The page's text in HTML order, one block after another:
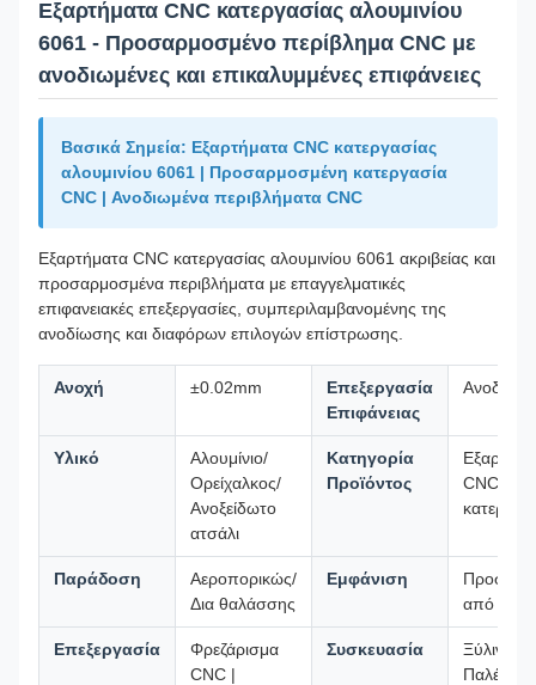
Εξαρτήματα CNC κατεργασίας αλουμινίου
6061 - Προσαρμοσμένο περίβλημα CNC με
ανοδιωμένες και επικαλυμμένες επιφάνειες
Βασικά Σημεία: Εξαρτήματα CNC κατεργασίας
αλουμινίου 6061 | Προσαρμοσμένη κατεργασία
CNC | Ανοδιωμένα περιβλήματα CNC
Εξαρτήματα CNC κατεργασίας αλουμινίου 6061 ακριβείας και
προσαρμοσμένα περιβλήματα με επαγγελματικές
επιφανειακές επεξεργασίες, συμπεριλαμβανομένης της
ανοδίωσης και διαφόρων επιλογών επίστρωσης.
Ανοχή ±0.02mm
Επεξεργασία
Επιφάνειας
Υλικό
Αλουμίνιο/
Ορείχαλκος/
Ανοξείδωτο
ατσάλι
Κατηγορία
Προϊόντος
CNC
Παράδοση
Αεροπορικώς/
Δια θαλάσσης
Εμφάνιση
από
Επεξεργασία
Φρεζάρισμα
CNC |
Συσκευασία
Ξύλινο
Παλέτα,